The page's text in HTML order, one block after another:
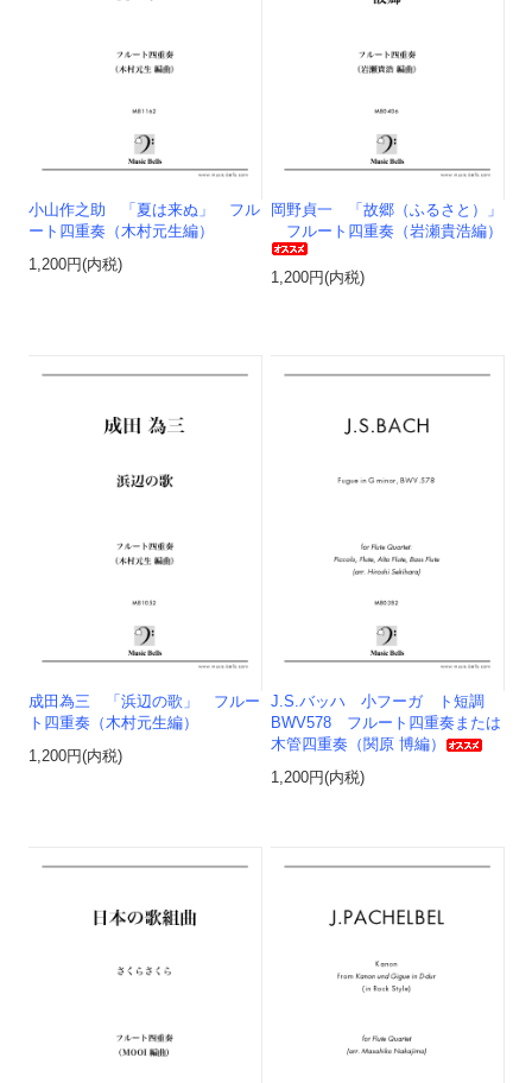
小山作之助 「夏は来ぬ」 フル
ート四重奏（木村元生編）
1,200円(内税)
岡野貞一 「故郷（ふるさと）」
フルート四重奏（岩瀬貴浩編）
1,200円(内税)
成田為三 「浜辺の歌」 フルー
ト四重奏（木村元生編）
1,200円(内税)
J.S.バッハ 小フーガ ト短調
BWV578 フルート四重奏または
木管四重奏（関原 博編）
1,200円(内税)